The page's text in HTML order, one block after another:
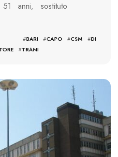
anni, sostituto
#BARI #CAPO #CSM #DI
#TRANI